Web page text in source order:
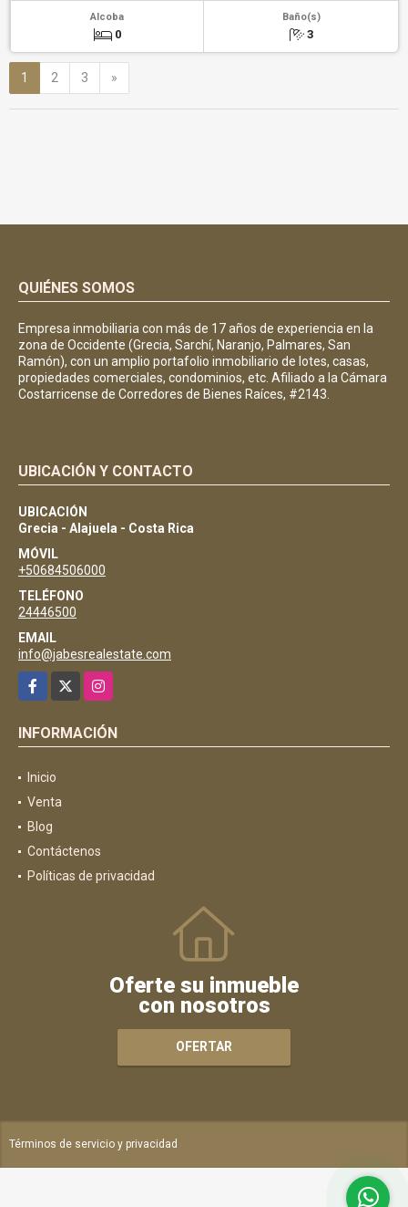
Alcoba
0
Baño(s)
3
1 2 3 »
QUIÉNES SOMOS
Empresa inmobiliaria con más de 17 años de experiencia en la
zona de Occidente (Grecia, Sarchí, Naranjo, Palmares, San
Ramón), con un amplio portafolio inmobiliario de lotes, casas,
propiedades comerciales, condominios, etc. Afiliado a la Cámara
Costarricense de Corredores de Bienes Raíces, #2143.
UBICACIÓN Y CONTACTO
UBICACIÓN
Grecia - Alajuela - Costa Rica
MÓVIL
+50684506000
TELÉFONO
24446500
EMAIL
info@jabesrealestate.com
Facebook
Instagram
INFORMACIÓN
Inicio
Venta
Blog
Contáctenos
Políticas de privacidad
Oferte su inmueble
con nosotros
OFERTAR
Términos de servicio y privacidad